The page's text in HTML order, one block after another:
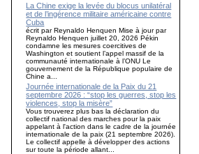
La Chine exige la levée du blocus unilatéral
et de l’ingérence militaire américaine contre
Cuba
écrit par Reynaldo Henquen Mise à jour par
Reynaldo Henquen juillet 20, 2026 Pékin
condamne les mesures coercitives de
Washington et soutient l’appel massif de la
communauté internationale à l’ONU Le
gouvernement de la République populaire de
Chine a...
Journée internationale de la Paix du 21
septembre 2026 : “stop les guerres, stop les
violences, stop la misère”
Vous trouverez plus bas la déclaration du
collectif national des marches pour la paix
appelant à l'action dans le cadre de la journée
internationale de la paix (21 septembre 2026).
Le collectif appelle à développer des actions
sur toute la période allant...